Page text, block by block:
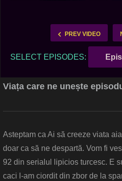
PREV VIDEO
SELECT EPISODES:
Viața care ne unește
Asteptam ca Ai să creeze viata
doar ca să ne despartă. Vom fi
92 din serialul lipicios turcesc. E
caci l-am ciordit din zbor de la